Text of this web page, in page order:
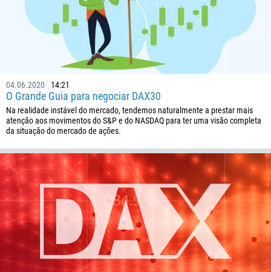
04.06.2020 14:21
O Grande Guia para negociar DAX30
Na realidade instável do mercado, tendemos naturalmente a prestar mais
atenção aos movimentos do S&P e do NASDAQ para ter uma visão completa
da situação do mercado de ações.
355
213
1684
376
244
1264
672
1268
54
374
297
994
1242
23:00
Insira seu e-mail
Insira seu comentário, se necessário
ME LIGUE DE VOLTA